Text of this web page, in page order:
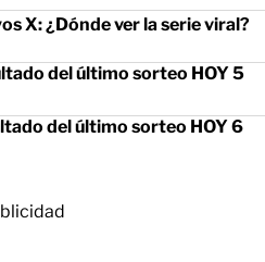
X: ¿Dónde ver la serie viral?
del último sorteo HOY 5
del último sorteo HOY 6